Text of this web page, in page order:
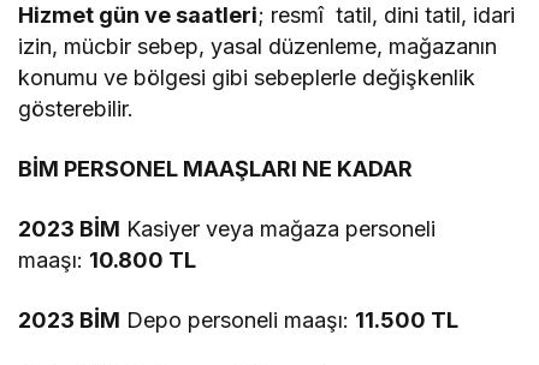
Hizmet gün ve saatleri; resmî tatil, dini tatil, idari
izin, mücbir sebep, yasal düzenleme, mağazanın
konumu ve bölgesi gibi sebeplerle değişkenlik
gösterebilir.
BİM PERSONEL MAAŞLARI NE KADAR
2023 BİM Kasiyer veya mağaza personeli
maaşı: 10.800 TL
2023 BİM Depo personeli maaşı: 11.500 TL